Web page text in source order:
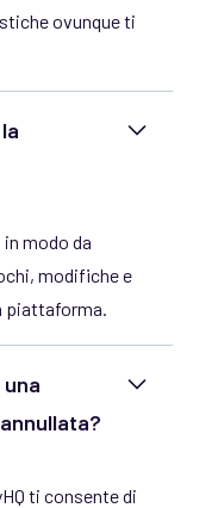
ovunque ti
modo da
modifiche e
piattaforma.
ti consente di